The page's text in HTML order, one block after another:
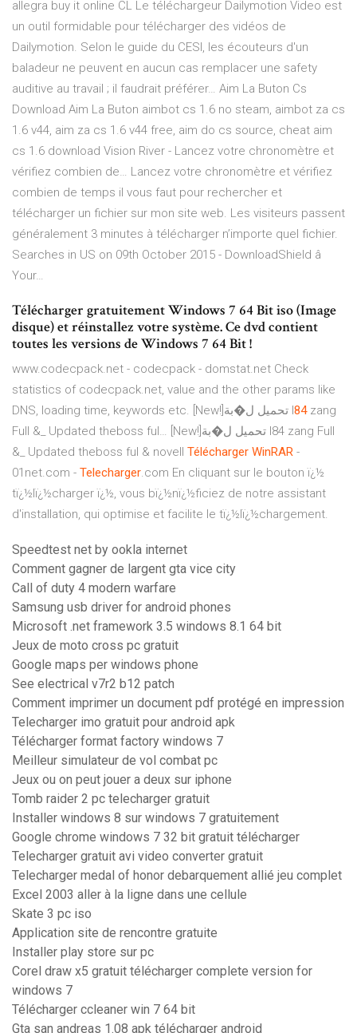
allegra buy it online CL Le téléchargeur Dailymotion Video est
un outil formidable pour télécharger des vidéos de
Dailymotion. Selon le guide du CESI, les écouteurs d'un
baladeur ne peuvent en aucun cas remplacer une safety
auditive au travail ; il faudrait préférer… Aim La Buton Cs
Download Aim La Buton aimbot cs 1.6 no steam, aimbot za cs
1.6 v44, aim za cs 1.6 v44 free, aim do cs source, cheat aim
cs 1.6 download Vision River - Lancez votre chronomètre et
vérifiez combien de… Lancez votre chronomètre et vérifiez
combien de temps il vous faut pour rechercher et
télécharger un fichier sur mon site web. Les visiteurs passent
généralement 3 minutes à télécharger n’importe quel fichier.
Searches in US on 09th October 2015 - DownloadShield â
Your…
Télécharger gratuitement Windows 7 64 Bit iso (Image
disque) et réinstallez votre système. Ce dvd contient
toutes les versions de Windows 7 64 Bit !
www.codecpack.net - codecpack - domstat.net Check
statistics of codecpack.net, value and the other params like
DNS, loading time, keywords etc.
84zang
Full &_ Updated theboss ful…
[New!]تحميل ل�بة I84 zang Full
&_ Updated theboss ful & novell Télécharger WinRAR -
01net.com - Telecharger.com En cliquant sur le bouton ï¿½
tï¿½lï¿½charger ï¿½, vous bï¿½nï¿½ficiez de notre assistant
d'installation, qui optimise et facilite le tï¿½lï¿½chargement.
Speedtest net by ookla internet
Comment gagner de largent gta vice city
Call of duty 4 modern warfare
Samsung usb driver for android phones
Microsoft .net framework 3.5 windows 8.1 64 bit
Jeux de moto cross pc gratuit
Google maps per windows phone
See electrical v7r2 b12 patch
Comment imprimer un document pdf protégé en impression
Telecharger imo gratuit pour android apk
Télécharger format factory windows 7
Meilleur simulateur de vol combat pc
Jeux ou on peut jouer a deux sur iphone
Tomb raider 2 pc telecharger gratuit
Installer windows 8 sur windows 7 gratuitement
Google chrome windows 7 32 bit gratuit télécharger
Telecharger gratuit avi video converter gratuit
Telecharger medal of honor debarquement allié jeu complet
Excel 2003 aller à la ligne dans une cellule
Skate 3 pc iso
Application site de rencontre gratuite
Installer play store sur pc
Corel draw x5 gratuit télécharger complete version for
windows 7
Télécharger ccleaner win 7 64 bit
Gta san andreas 1.08 apk télécharger android